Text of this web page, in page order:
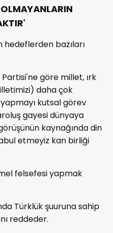
bazıları
göre millet, ırk
daha çok
kutsal görev
gayesi dünyaya
kaynağında din
etmeyiz kan birliği
felsefesi yapmak
Türklük şuuruna sahip
reddeder.